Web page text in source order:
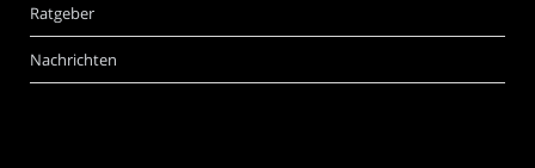
Ratgeber
Nachrichten